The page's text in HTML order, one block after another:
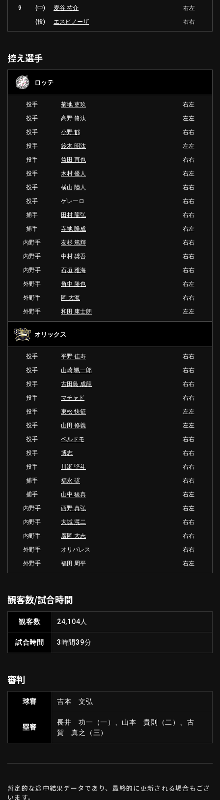
9 (中) 麦谷 祐介
右左
(投)
エスピノーザ 右右
控え選手
ロッテ
投手 菊地 吏玖
右左
投手
高野 脩汰
左左
投手
小野 郁
右右
投手
鈴木 昭汰
左左
投手
益田 直也
右右
投手
木村 優人
右左
投手
横山 陸人
右右
投手
ゲレーロ
右右
捕手
田村 龍弘
右右
捕手
寺地 隆成
右左
内野手
友杉 篤輝
右右
内野手
中村 奨吾
右右
内野手
石垣 雅海
右右
外野手
角中 勝也
右左
外野手
岡 大海
右右
外野手
和田 康士朗 左左
オリックス
投手 平野 佳寿
右右
投手
山崎 颯一郎
右右
投手
古田島 成龍
右右
投手
マチャド
右右
投手
東松 快征
左左
投手
山田 修義
左左
投手
ペルドモ
右右
投手
博志
右右
投手
川瀬 堅斗
右右
捕手
福永 奨
右右
捕手
山中 稜真
右左
内野手
西野 真弘
右左
内野手
大城 滉二
右右
内野手
廣岡 大志
右右
外野手
オリバレス
右右
外野手
福田 周平 右左
観客数/試合時間
観客数 24,104人
試合時間 3時間39分
審判
球審 吉本 文弘
塁審
長井 功一（一）、山本 貴則（二）、古
賀 真之（三）
暫定的な途中結果データであり、最終的に更新される場合もござ
います。